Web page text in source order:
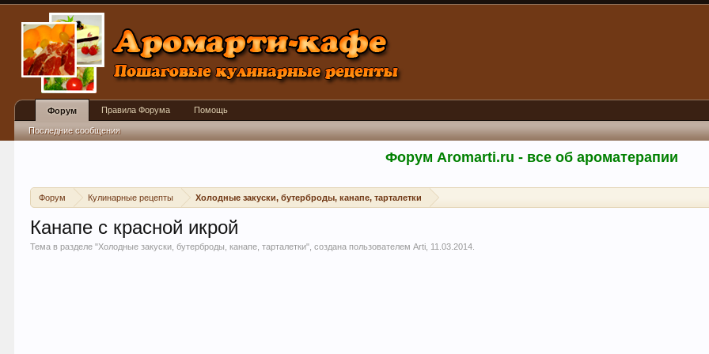
Форум Aromarti.ru - все об ароматерапии
Форум Кулинарные рецепты Холодные закуски, бутерброды, канапе, тарталетки
Канапе с красной икрой
Тема в разделе "Холодные закуски, бутерброды, канапе, тарталетки", создана пользователемArti 11.03.2014
Форум
Последние сообщения
Правила Форума Помощь